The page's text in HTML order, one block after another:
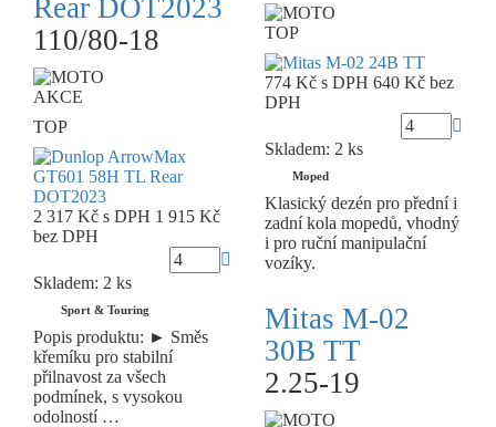
Rear DOT2023
110/80-18
AKCE
TOP
2 317 Kč s DPH 1 915 Kč
bez DPH
Skladem: 2 ks
Sport & Touring
Popis produktu: ► Směs
křemíku pro stabilní
přilnavost za všech
podmínek, s vysokou
odolností …
TOP
774 Kč s DPH 640 Kč bez
DPH
Skladem: 2 ks
Moped
Klasický dezén pro přední i
zadní kola mopedů, vhodný
i pro ruční manipulační
vozíky.
Mitas M-02
30B TT
2.25-19